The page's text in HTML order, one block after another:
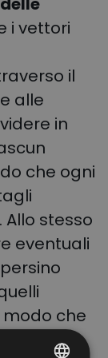
i vettori
il
alle
in
che ogni
Allo stesso
eventuali
che